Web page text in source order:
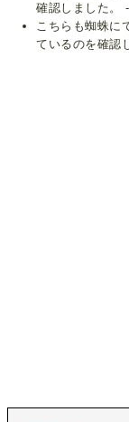
確認しました。
こちらも蜘蛛に
ているのを確認